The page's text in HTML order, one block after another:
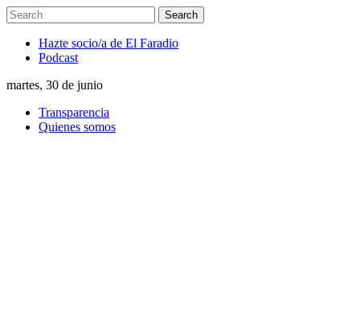
Hazte socio/a de El Faradio
Podcast
martes, 30 de junio
Transparencia
Quienes somos